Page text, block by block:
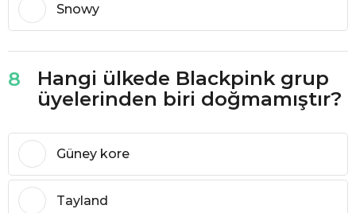
Snowy
8
Hangi ülkede Blackpink grup
üyelerinden biri doğmamıştır?
Güney kore
Tayland